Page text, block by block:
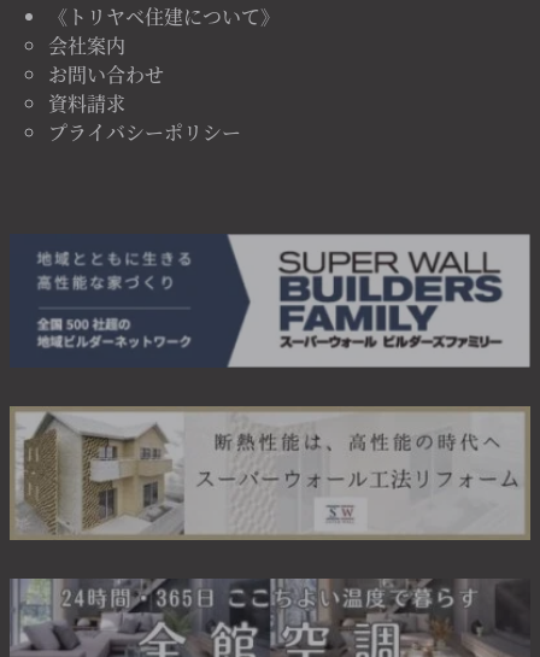
《トリヤベ住建について》
会社案内
お問い合わせ
資料請求
プライバシーポリシー